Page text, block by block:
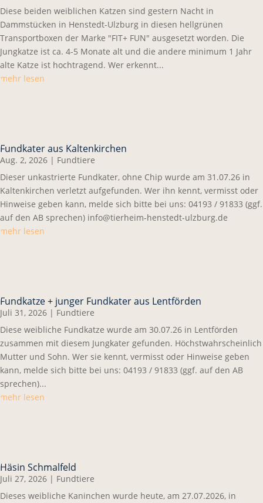
Diese beiden weiblichen Katzen sind gestern Nacht in
Dammstücken in Henstedt-Ulzburg in diesen hellgrünen
Transportboxen der Marke "FIT+ FUN" ausgesetzt worden. Die
Jungkatze ist ca. 4-5 Monate alt und die andere minimum 1 Jahr
alte Katze ist hochtragend. Wer erkennt...
mehr lesen
Fundkater aus Kaltenkirchen
Aug. 2, 2026 | Fundtiere
Dieser unkastrierte Fundkater, ohne Chip wurde am 31.07.26 in
Kaltenkirchen verletzt aufgefunden. Wer ihn kennt, vermisst oder
Hinweise geben kann, melde sich bitte bei uns: 04193 / 91833 (ggf.
auf den AB sprechen) info@tierheim-henstedt-ulzburg.de
mehr lesen
Fundkatze + junger Fundkater aus Lentförden
Juli 31, 2026 | Fundtiere
Diese weibliche Fundkatze wurde am 30.07.26 in Lentförden
zusammen mit diesem Jungkater gefunden. Höchstwahrscheinlich
Mutter und Sohn. Wer sie kennt, vermisst oder Hinweise geben
kann, melde sich bitte bei uns: 04193 / 91833 (ggf. auf den AB
sprechen)...
mehr lesen
Häsin Schmalfeld
Juli 27, 2026 | Fundtiere
Dieses weibliche Kaninchen wurde heute, am 27.07.2026, in